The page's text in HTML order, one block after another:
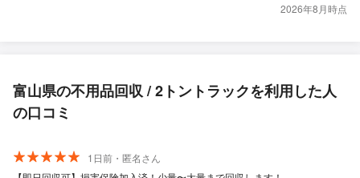
2026年8月時点
富山県の不用品回収 / 2トントラックを利用した人
の口コミ
1日前・匿名さん